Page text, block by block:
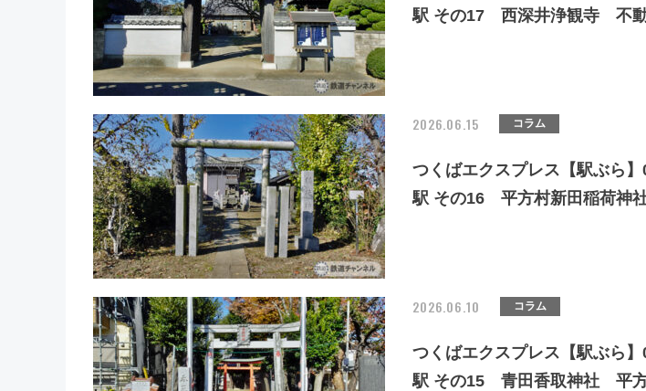
駅 その17 西深井浄観寺 不
2026.06.15 コラム
つくばエクスプレス【駅ぶら
駅 その16 平方村新田稲荷神
2026.06.10 コラム
つくばエクスプレス【駅ぶら
駅 その15 青田香取神社 平